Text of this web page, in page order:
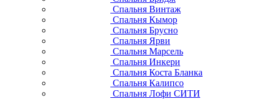
Спальня Винтаж
Спальня Кымор
Спальня Брусно
Спальня Ярви
Спальня Марсель
Спальня Инкери
Спальня Коста Бланка
Спальня Калипсо
Спальня Лофи СИТИ